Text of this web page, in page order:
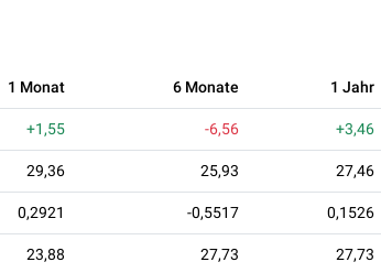
1 Monat 6 Monate 1 Jahr
+1,55 -6,56 +3,46
29,36 25,93 27,46
0,2921 -0,5517 0,1526
23,88 27,73 27,73